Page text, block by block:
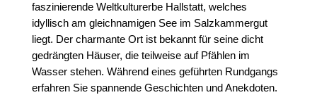
faszinierende Weltkulturerbe Hallstatt, welches
idyllisch am gleichnamigen See im Salzkammergut
liegt. Der charmante Ort ist bekannt für seine dicht
gedrängten Häuser, die teilweise auf Pfählen im
Wasser stehen. Während eines geführten Rundgangs
erfahren Sie spannende Geschichten und Anekdoten.